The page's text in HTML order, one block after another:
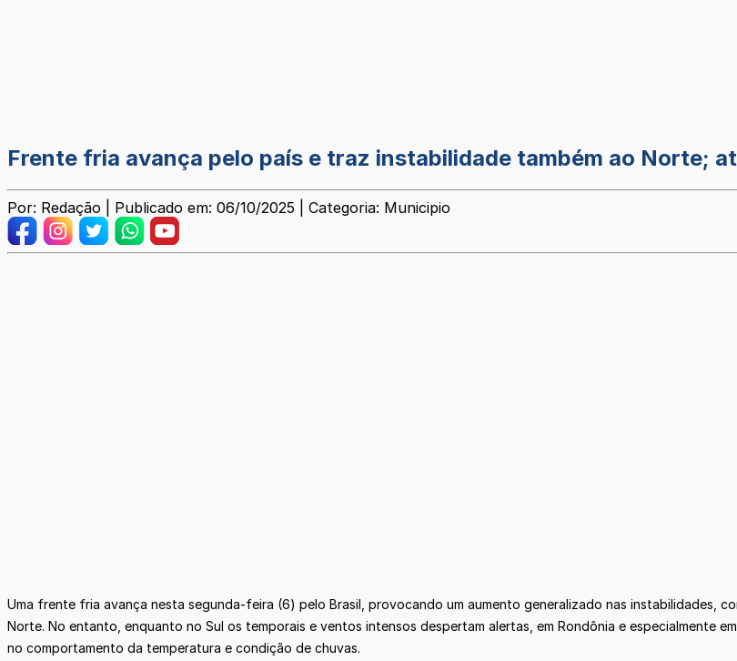
Frente fria avança pelo país e traz instabilidade também ao Norte;
Por: Redação | Publicado em: 06/10/2025 | Categoria: Municipio
Uma frente fria avança nesta segunda-feira (6) pelo Brasil, provocando um aumento generalizado nas instabilidades,
Norte. No entanto, enquanto no Sul os temporais e ventos intensos despertam alertas, em Rondônia e especialmente
no comportamento da temperatura e condição de chuvas.